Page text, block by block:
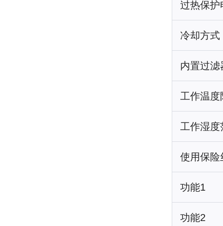
过热保护
冷却方式
内置过滤
工作温度
工作湿度
使用保险
功能1
功能2